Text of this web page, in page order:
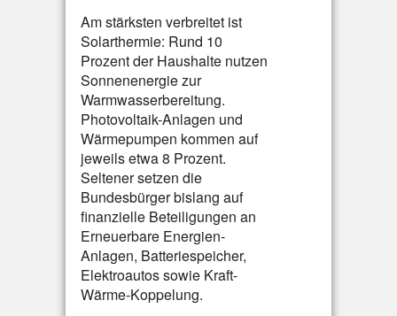
Am stärksten verbreitet ist
Solarthermie: Rund 10
Prozent der Haushalte nutzen
Sonnenenergie zur
Warmwasserbereitung.
Photovoltaik-Anlagen und
Wärmepumpen kommen auf
jeweils etwa 8 Prozent.
Seltener setzen die
Bundesbürger bislang auf
finanzielle Beteiligungen an
Erneuerbare Energien-
Anlagen, Batteriespeicher,
Elektroautos sowie Kraft-
Wärme-Koppelung.